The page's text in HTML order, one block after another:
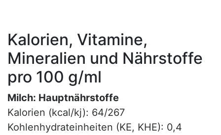
Kalorien, Vitamine,
Mineralien und Nährstoffe
pro 100 g/ml
Milch: Hauptnährstoffe
Kalorien (kcal/kj): 64/267
Kohlenhydrateinheiten (KE, KHE): 0,4